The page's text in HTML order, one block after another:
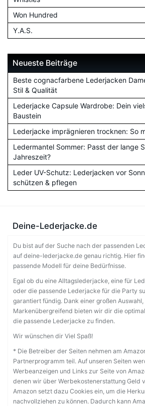
Won Hundred
Y.A.S.
Neueste Beiträge
Beste cognacfarbene Lederjacken
Stil & Qualität
Lederjacke Capsule Wardrobe: Dein
Baustein
Lederjacke imprägnieren trocknen: So
Ledermantel Sommer: Passt der lange
Jahreszeit?
Leder UV-Schutz: Lederjacken vor
schützen & pflegen
Deine-Lederjacke.de
Du bist auf der Suche nach der passenden
auf deine-lederjacke.de genau richtig. Hier
passende Modell für deine Bedürfnisse.
Egal ob du eine Alltagslederjacke, eine für
oder die passende Lederjacke für die Party
garantiert fündig. Dank einer großen Auswahl,
Markenübergreifend bieten wir dir die
die passende Lederjacke zu finden.
Wir wünschen dir Viel Spaß!
* Die Betreiber der Seiten nehmen am
Partnerprogramm teil. Auf unseren Seiten
Werbeanzeigen und Links zur Seite von
denen wir über Werbekostenerstattung Geld
Amazon setzt dazu Cookies ein, um die
nachvollziehen zu können. Dadurch kann